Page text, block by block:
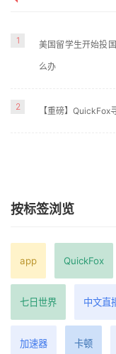
1 美国留学生开始投
么办
2 【重磅】QuickFox
按标签浏览
app QuickFox
七日世界 中文直
加速器 卡顿